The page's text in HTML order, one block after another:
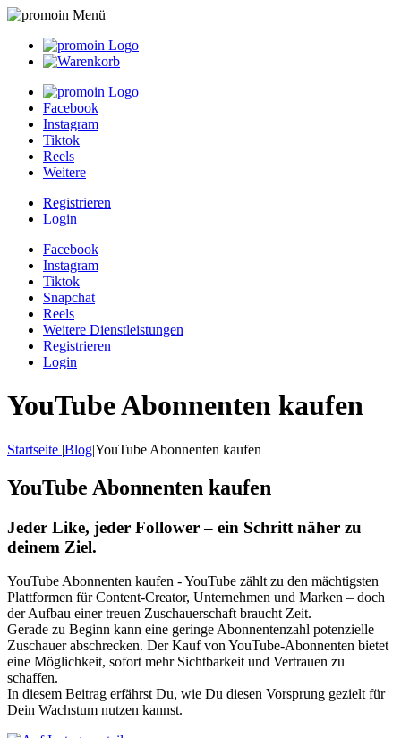
Facebook
Instagram
Tiktok
Reels
Weitere
Registrieren
Login
Facebook
Instagram
Tiktok
Snapchat
Reels
Weitere Dienstleistungen
Registrieren
Login
YouTube Abonnenten kaufen
Startseite |Blog|YouTube Abonnenten kaufen
YouTube Abonnenten kaufen
Jeder Like, jeder Follower – ein Schritt näher zu
deinem Ziel.
YouTube Abonnenten kaufen - YouTube zählt zu den mächtigsten
Plattformen für Content-Creator, Unternehmen und Marken – doch
der Aufbau einer treuen Zuschauerschaft braucht Zeit.
Gerade zu Beginn kann eine geringe Abonnentenzahl potenzielle
Zuschauer abschrecken. Der Kauf von YouTube-Abonnenten bietet
eine Möglichkeit, sofort mehr Sichtbarkeit und Vertrauen zu
schaffen.
In diesem Beitrag erfährst Du, wie Du diesen Vorsprung gezielt für
Dein Wachstum nutzen kannst.